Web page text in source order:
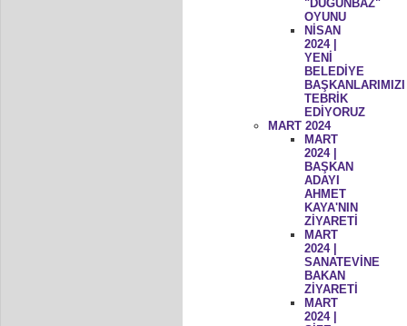
"DÜĞÜNBAZ"
OYUNU
NİSAN
2024 |
YENİ
BELEDİYE
BAŞKANLARIMIZI
TEBRİK
EDİYORUZ
MART 2024
MART
2024 |
BAŞKAN
ADAYI
AHMET
KAYA'NIN
ZİYARETİ
MART
2024 |
SANATEVİNE
BAKAN
ZİYARETİ
MART
2024 |